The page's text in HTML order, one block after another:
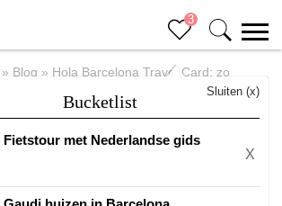
3
Bucketlist
Sluiten (x)
Fietstour met Nederlandse gids
X
» Blog » Hola Barcelona Travel Card: zo
Travel Card: zo bespaar